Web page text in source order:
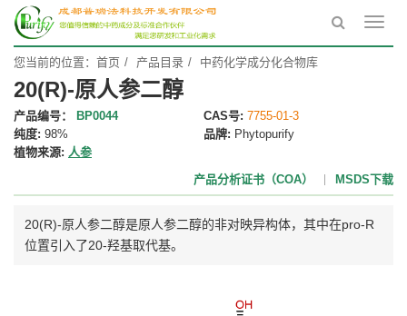
您当前的位置： 首页 产品目录 中药化学成分化合物库
20(R)-原人参二醇
产品编号： BP0044 CAS号: 7755-01-3
纯度: 98% 品牌: Phytopurify
植物来源: 人参
产品分析证书（COA）
MSDS下载
20(R)-原人参二醇是原人参二醇的非对映异构体，其中在pro-R
位置引入了20-羟基取代基。